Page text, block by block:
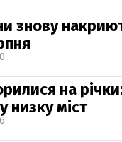
знову
на
низку міст